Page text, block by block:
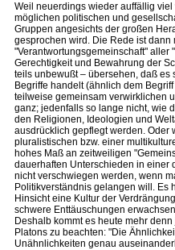
Weil neuerdings wieder auffällig
möglichen politischen und
Gruppen angesichts der großen
gesprochen wird. Die Rede ist dann
"Verantwortungsgemeinschaft" aller
Gerechtigkeit und Bewahrung der
teils unbewußt – übersehen, daß es
Begriffe handelt (ähnlich dem
teilweise gemeinsam verwirklichen
ganz; jedenfalls so lange nicht, wie
den Religionen, Ideologien und
ausdrücklich gepflegt werden. Oder
pluralistischen bzw. einer
hohes Maß an zeitweiligen
dauerhaften Unterschieden in einer
nicht verschwiegen werden, wenn
Politikverständnis gelangen will. Es
Hinsicht eine Kultur der
schwere Enttäuschungen
Deshalb kommt es heute mehr
Platons zu beachten: "Die
Unähnlichkeiten genau